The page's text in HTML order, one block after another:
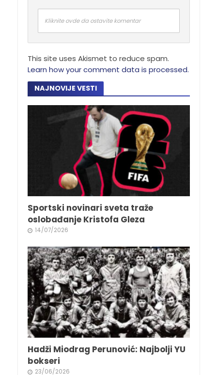
Kliknite ovde da ostavite komentar
This site uses Akismet to reduce spam.
Learn how your comment data is processed.
NAJNOVIJE VESTI
Sportski novinari sveta traže
oslobađanje Kristofa Gleza
14/07/2026
Hadži Miodrag Perunović: Najbolji YU
bokseri
23/06/2026